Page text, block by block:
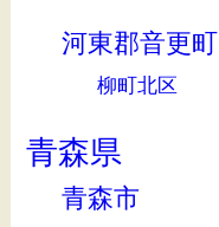
河東郡音更町
柳町北区
青森県
青森市